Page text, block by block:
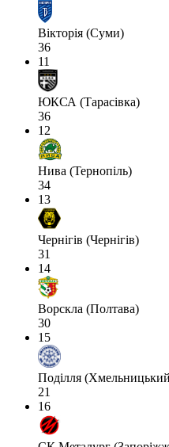
Вікторія (Суми)
36
11
ЮКСА (Тарасівка)
36
12
Нива (Тернопіль)
34
13
Чернігів (Чернігів)
31
14
Ворскла (Полтава)
30
15
Поділля
21
16